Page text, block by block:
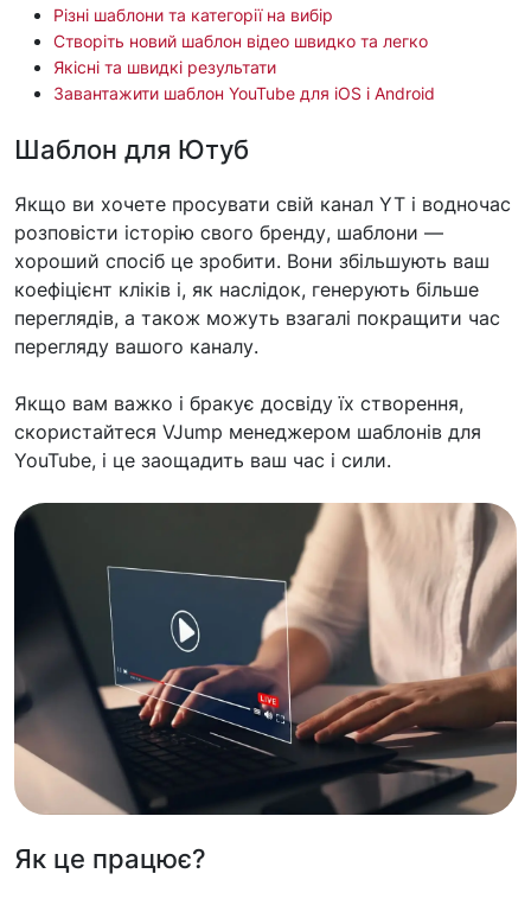
Різні шаблони та категорії на вибір
Створіть новий шаблон відео швидко та легко
Якісні та швидкі результати
Завантажити шаблон YouTube для iOS і Android
Шаблон для Ютуб
Якщо ви хочете просувати свій канал YT і водночас
розповісти історію свого бренду, шаблони —
хороший спосіб це зробити. Вони збільшують ваш
коефіцієнт кліків і, як наслідок, генерують більше
переглядів, а також можуть взагалі покращити час
перегляду вашого каналу.
Якщо вам важко і бракує досвіду їх створення,
скористайтеся VJump менеджером шаблонів для
YouTube, і це заощадить ваш час і сили.
Як це працює?